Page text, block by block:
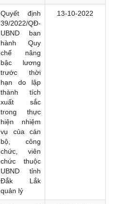
Quyết định
39/2022/QĐ-
UBND ban
hành Quy
chế nâng
bậc lương
trước thời
hạn do lập
thành tích
xuất sắc
trong thực
hiện nhiệm
vụ của cán
bộ, công
chức, viên
chức thuộc
UBND tỉnh
Đắk Lắk
quản lý
13-10-2022